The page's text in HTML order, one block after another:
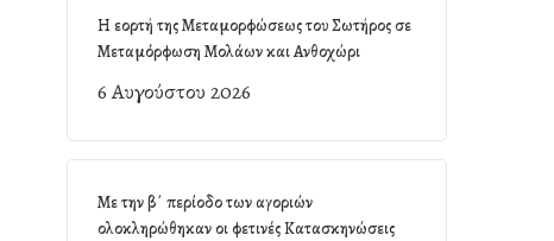
Η εορτή της Μεταμορφώσεως του Σωτήρος σε
Μεταμόρφωση Μολάων και Ανθοχώρι
6 Αυγούστου 2026
Με την β΄ περίοδο των αγοριών
ολοκληρώθηκαν οι φετινές Κατασκηνώσεις